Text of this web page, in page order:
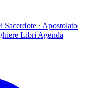
Sacerdote · Apostolato
Libri Agenda